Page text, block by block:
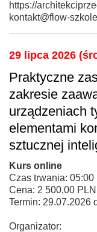
https://
kontakt@flow-
29 lipca 2026
Praktyczne
zakresie
urządzeniach
elementami
sztucznej
Kurs online
Czas trwania: 05:00
Cena: 2 500,00
Termin: 29.07.2026
Organizator: